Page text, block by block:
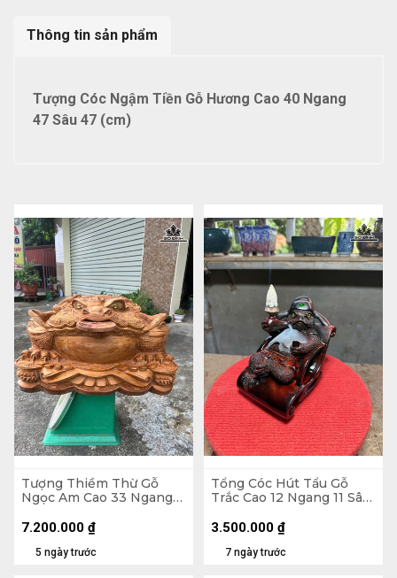
Thông tin sản phẩm
Tượng Cóc Ngậm Tiền Gỗ Hương Cao 40 Ngang
47 Sâu 47 (cm)
Tượng Thiềm Thừ Gỗ
Ngọc Am Cao 33 Ngang
5 ngày trước
7.200.000 ₫
Tổng Cóc Hút Tẩu Gỗ
Trắc Cao 12 Ngang 11 Sâu
7 ngày trước
3.500.000 ₫